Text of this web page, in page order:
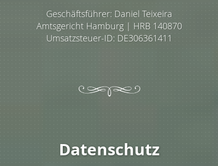
Geschäftsführer: Daniel Teixeira
Amtsgericht Hamburg | HRB 140870
Umsatzsteuer-ID: DE306361411
Datenschutz